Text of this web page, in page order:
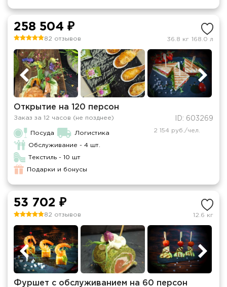
258 504 ₽
82 отзывов 36.8 кг 168.0 л
Открытие на 120 персон
Заказ за 12 часов (не позднее) ID: 603269
Посуда Логистика
Обслуживание - 4 шт.
Текстиль - 10 шт
Подарки и бонусы
2 154 руб./чел.
53 702 ₽
82 отзывов 12.6 кг
Фуршет с обслуживанием на 60 персон